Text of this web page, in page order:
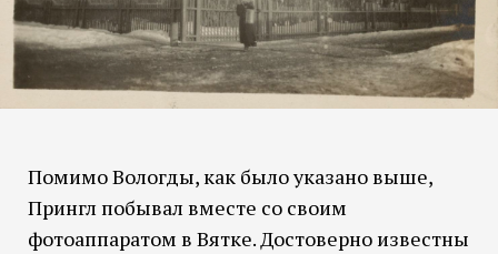
Помимо Вологды, как было указано выше,
Прингл побывал вместе со своим
фотоаппаратом в Вятке. Достоверно известны